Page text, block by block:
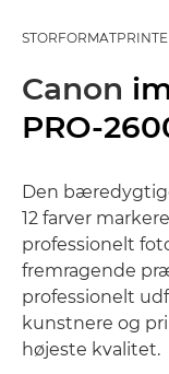
Canon
PRO-
Den
12 farver
professionelt
fremragende
professionelt
kunstnere og
højeste kvalitet.